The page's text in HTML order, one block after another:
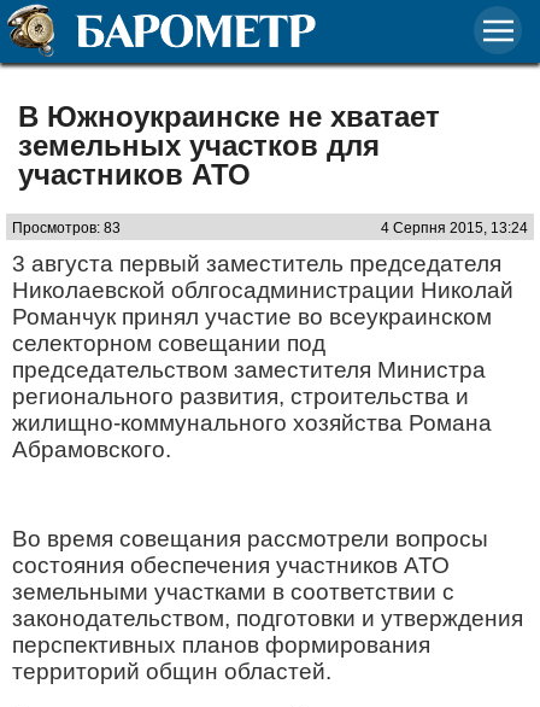
В Южноукраинске не хватает
земельных участков для
участников АТО
Просмотров: 83 4 Серпня 2015, 13:24
3 августа первый заместитель председателя
Николаевской облгосадминистрации Николай
Романчук принял участие во всеукраинском
селекторном совещании под
председательством заместителя Министра
регионального развития, строительства и
жилищно-коммунального хозяйства Романа
Абрамовского.
Во время совещания рассмотрели вопросы
состояния обеспечения участников АТО
земельными участками в соответствии с
законодательством, подготовки и утверждения
перспективных планов формирования
территорий общин областей.